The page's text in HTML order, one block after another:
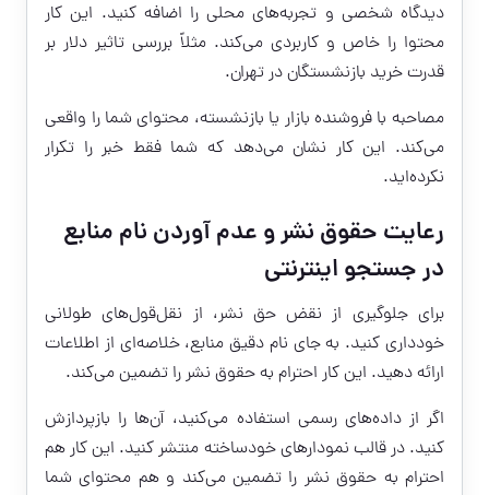
دیدگاه شخصی و تجربه‌های محلی را اضافه کنید. این کار
محتوا را خاص و کاربردی می‌کند. مثلاً بررسی تاثیر دلار بر
قدرت خرید بازنشستگان در تهران.
مصاحبه با فروشنده بازار یا بازنشسته، محتوای شما را واقعی
می‌کند. این کار نشان می‌دهد که شما فقط خبر را تکرار
نکرده‌اید.
رعایت حقوق نشر و عدم آوردن نام منابع
در جستجو اینترنتی
برای جلوگیری از نقض حق نشر، از نقل‌قول‌های طولانی
خودداری کنید. به جای نام دقیق منابع، خلاصه‌ای از اطلاعات
ارائه دهید. این کار احترام به حقوق نشر را تضمین می‌کند.
اگر از داده‌های رسمی استفاده می‌کنید، آن‌ها را بازپردازش
کنید. در قالب نمودارهای خودساخته منتشر کنید. این کار هم
احترام به حقوق نشر را تضمین می‌کند و هم محتوای شما